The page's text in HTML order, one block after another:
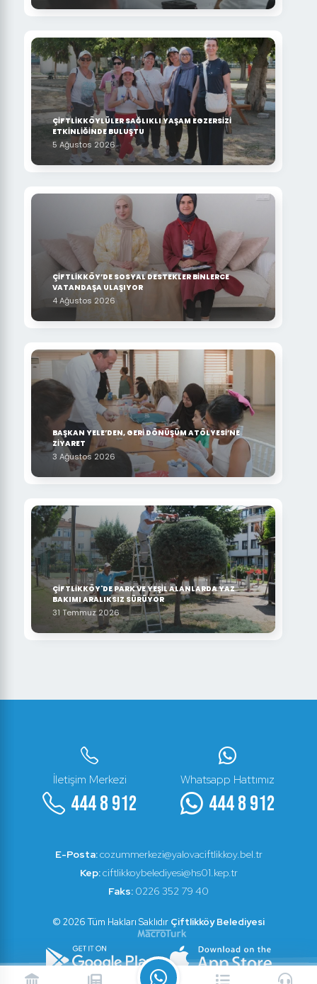
ÇİFTLİKKÖYLÜLER SAĞLIKLI YAŞAM EGZERSİZİ
ETKİNLİĞİNDE BULUŞTU
5 Ağustos 2026
ÇİFTLİKKÖY’DE SOSYAL DESTEKLER BİNLERCE
VATANDAŞA ULAŞIYOR
4 Ağustos 2026
BAŞKAN YELE’DEN, GERİ DÖNÜŞÜM ATÖLYESİ’NE
ZİYARET
3 Ağustos 2026
ÇİFTLİKKÖY'DE PARK VE YEŞİL ALANLARDA YAZ
BAKIMI ARALIKSIZ SÜRÜYOR
31 Temmuz 2026
İletişim Merkezi
444 8 912
Whatsapp Hattımız
444 8 912
E-Posta:cozummerkezi@yalovaciftlikkoy.bel.tr
Kep:ciftlikkoybelediyesi@hs01.kep.tr
Faks: 0226 352 79 40
© 2026 Tüm Hakları Saklıdır Çiftlikköy Belediyesi